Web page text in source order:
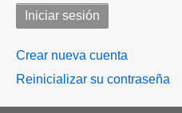
Crear nueva cuenta
Reinicializar su contraseña